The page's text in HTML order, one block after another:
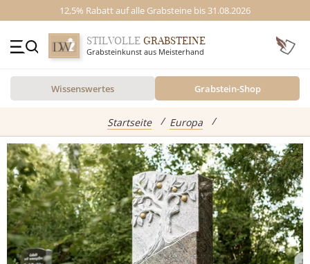
12,5% Rabatt auf alle Grabsteine bis 31.08.2026
Kontakt
GRABSTEINE
Alle Grabsteine
Einzelgrabsteine
Doppelgrabsteine
STILVOLLE GRABSTEINE
Grabsteinkunst aus Meisterhand
Wissenswertes Grabstein-Shop
Startseite Europa
Inspiration
abgebildete Produkte
Standort
Grabstein Shop